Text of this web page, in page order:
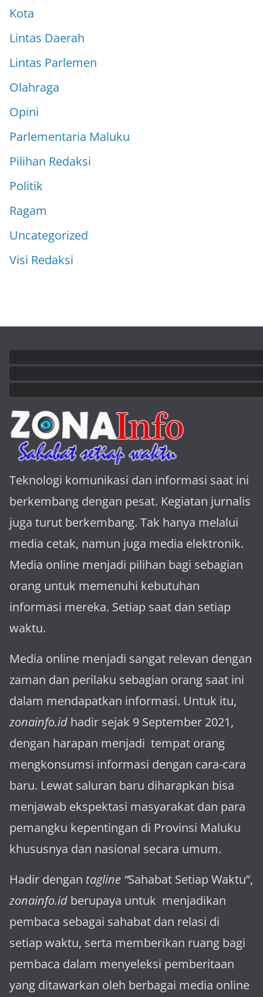
Kota
Lintas Daerah
Lintas Parlemen
Olahraga
Opini
Parlementaria Maluku
Pilihan Redaksi
Politik
Ragam
Uncategorized
Visi Redaksi
Teknologi komunikasi dan informasi saat ini
berkembang dengan pesat. Kegiatan jurnalis
juga turut berkembang. Tak hanya melalui
media cetak, namun juga media elektronik.
Media online menjadi pilihan bagi sebagian
orang untuk memenuhi kebutuhan
informasi mereka. Setiap saat dan setiap
waktu.
Media online menjadi sangat relevan dengan
za­man dan perilaku sebagian orang saat ini
dalam mendapatkan informasi. Untuk itu,
zonainfo.id hadir sejak 9 September 2021,
dengan harapan menjadi tem­pat orang
mengkonsumsi informasi dengan cara-cara
baru. Lewat sa­luran ba­ru diharapkan bisa
menja­wab ekspektasi masya­rakat dan para
pemangku kepen­tingan di Provinsi Maluku
khususnya dan nasional secara umum.
Hadir dengan tagline “Sahabat Setiap Waktu”,
zonainfo.id berupaya untuk menjadikan
pembaca sebagai sahabat dan relasi di
setiap waktu, serta memberikan ruang bagi
pembaca dalam menyeleksi pemberitaan
yang ditawarkan oleh berbagai media online